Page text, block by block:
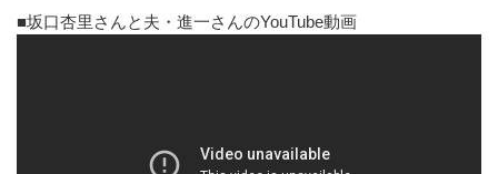
坂口杏里さんと夫・進一さんのYouTube動画